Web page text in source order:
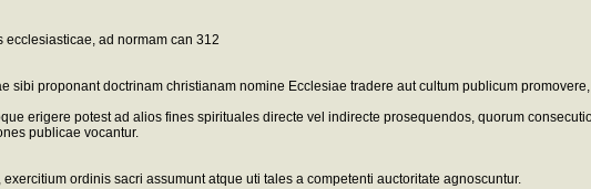
ad normam can 312
proponant doctrinam christianam nomine Ecclesiae tradere aut cultum publicum
erigere potest ad alios fines spirituales directe vel indirecte prosequendos, quorum
publicae vocantur.
ordinis sacri assumunt atque uti tales a competenti auctoritate agnoscuntur.